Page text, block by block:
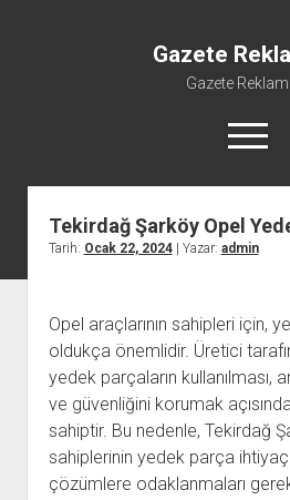
Gazete
Gazete
menüyü
aç
Tekirdağ Şarköy Opel
Tarih: Ocak 22, 2024| Yazar: admin
Opel araçlarının sahipleri için,
oldukça önemlidir. Üretici
yedek parçaların kullanılması,
ve güvenliğini korumak
sahiptir. Bu nedenle, Tekirdağ
sahiplerinin yedek parça
çözümlere odaklanmaları